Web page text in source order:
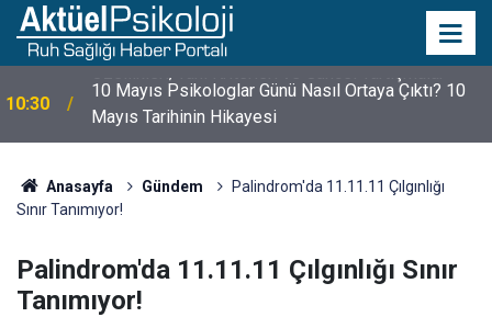
10:30
10 Mayıs Psikologlar Günü Nasıl Ortaya Çıktı? 10
Mayıs Tarihinin Hikayesi
Anasayfa Gündem
Palindrom'da 11.11.11 Çılgınlığı
Sınır Tanımıyor!
Palindrom'da 11.11.11 Çılgınlığı Sınır
Tanımıyor!